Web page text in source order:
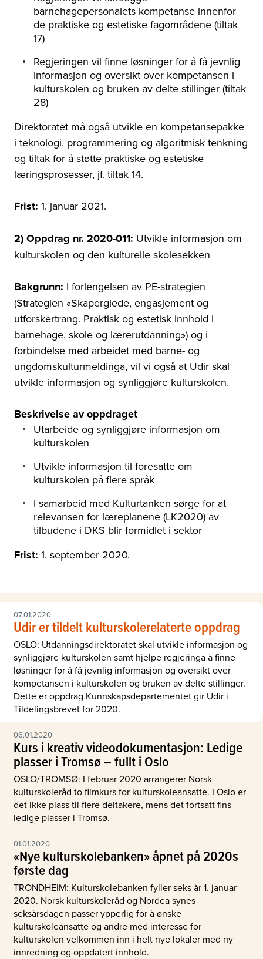
barnehagepersonalets kompetanse innenfor
de praktiske og estetiske fagområdene (tiltak
17)
Regjeringen vil finne løsninger for å få jevnlig
informasjon og oversikt over kompetansen i
kulturskolen og bruken av delte stillinger (tiltak
28)
Direktoratet må også utvikle en kompetansepakke
i teknologi, programmering og algoritmisk tenkning
og tiltak for å støtte praktiske og estetiske
læringsprosesser, jf. tiltak 14.
Frist: 1. januar 2021.
2) Oppdrag nr. 2020-011: Utvikle informasjon om
kulturskolen og den kulturelle skolesekken
Bakgrunn: I forlengelsen av PE-strategien
(Strategien «Skaperglede, engasjement og
utforskertrang. Praktisk og estetisk innhold i
barnehage, skole og lærerutdanning») og i
forbindelse med arbeidet med barne- og
ungdomskulturmeldinga, vil vi også at Udir skal
utvikle informasjon og synliggjøre kulturskolen.
Beskrivelse av oppdraget
Utarbeide og synliggjøre informasjon om
kulturskolen
Utvikle informasjon til foresatte om
kulturskolen på flere språk
I samarbeid med Kulturtanken sørge for at
relevansen for læreplanene (LK2020) av
tilbudene i DKS blir formidlet i sektor
Frist: 1. september 2020.
07.01.2020
Udir er tildelt kulturskolerelaterte oppdrag
OSLO: Utdanningsdirektoratet skal utvikle informasjon og
synliggjøre kulturskolen samt hjelpe regjeringa å finne
løsninger for å få jevnlig informasjon og oversikt over
kompetansen i kulturskolen og bruken av delte stillinger.
Dette er oppdrag Kunnskapsdepartementet gir Udir i
Tildelingsbrevet for 2020.
06.01.2020
Kurs i kreativ videodokumentasjon: Ledige
plasser i Tromsø – fullt i Oslo
OSLO/TROMSØ: I februar 2020 arrangerer Norsk
kulturskoleråd to filmkurs for kulturskoleansatte. I Oslo er
det ikke plass til flere deltakere, mens det fortsatt fins
ledige plasser i Tromsø.
01.01.2020
«Nye kulturskolebanken» åpnet på 2020s
første dag
TRONDHEIM: Kulturskolebanken fyller seks år 1. januar
2020. Norsk kulturskoleråd og Nordea synes
seksårsdagen passer ypperlig for å ønske
kulturskoleansatte og andre med interesse for
kulturskolen velkommen inn i helt nye lokaler med ny
innredning og oppdatert innhold.